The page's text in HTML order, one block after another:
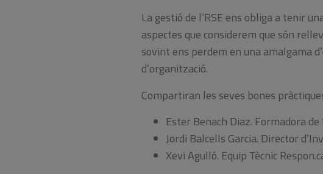
La gestió de l’RSE ens obliga a tenir
aspectes que considerem que són
sovint ens perdem en una amalgama
d’organització.
Compartiran les seves bones
Ester Benach Diaz. Formadora
Jordi Balcells Garcia. Director
Xevi Agulló. Equip Tècnic